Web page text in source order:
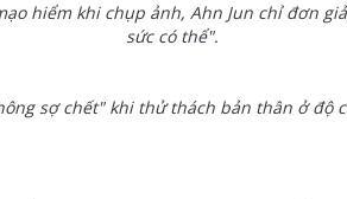
hiểm khi chụp ảnh, Ahn Jun chỉ đơn
sức có thể".
sợ chết" khi thử thách bản thân ở độ